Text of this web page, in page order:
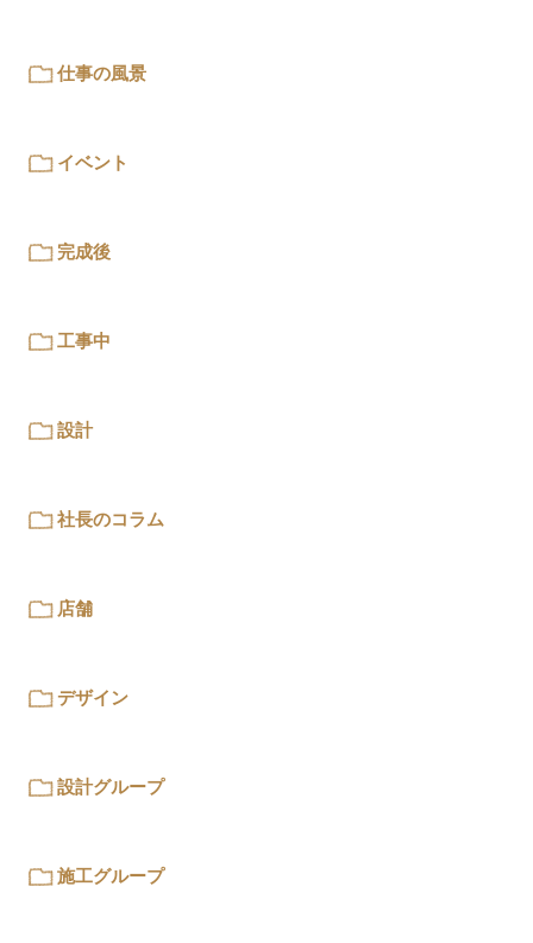
仕事の風景
イベント
完成後
工事中
設計
社長のコラム
店舗
デザイン
設計グループ
施工グループ